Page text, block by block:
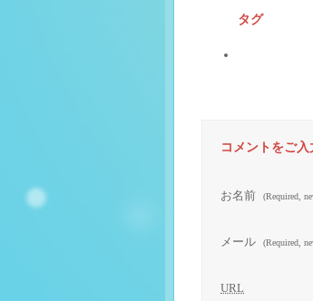
タグ
コメントをご
お名前 (Required,
メール (Required,
URL